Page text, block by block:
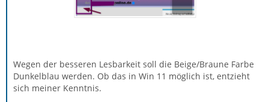
Wegen der besseren Lesbarkeit soll die Beige/Braune Farbe
Dunkelblau werden. Ob das in Win 11 möglich ist, entzieht
sich meiner Kenntnis.